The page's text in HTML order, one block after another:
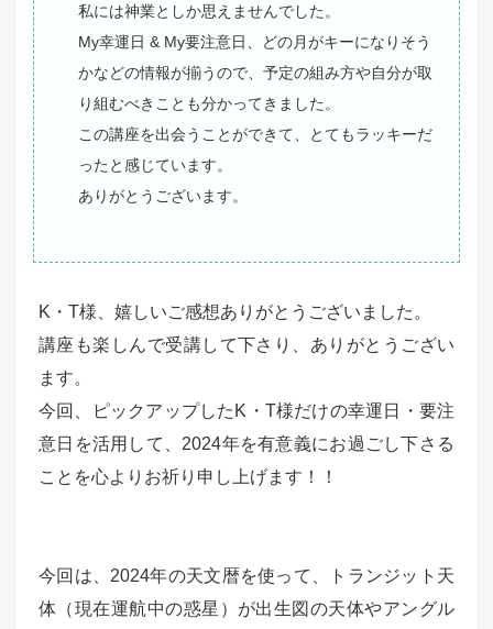
私には神業としか思えませんでした。
My幸運日 & My要注意日、どの月がキーになりそう
かなどの情報が揃うので、予定の組み方や自分が取
り組むべきことも分かってきました。
この講座を出会うことができて、とてもラッキーだ
ったと感じています。
ありがとうございます。
K・T様、嬉しいご感想ありがとうございました。
講座も楽しんで受講して下さり、ありがとうござい
ます。
今回、ピックアップしたK・T様だけの幸運日・要注
意日を活用して、2024年を有意義にお過ごし下さる
ことを心よりお祈り申し上げます！！
今回は、2024年の天文暦を使って、トランジット天
体（現在運航中の惑星）が出生図の天体やアングル